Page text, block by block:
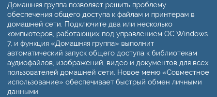
Домашняя группа позволяет решить проблему
обеспечения общего доступа к файлам и принтерам в
домашней сети. Подключите два или несколько
компьютеров, работающих под управлением ОС Windows
7, и функция «Домашняя группа» выполнит
автоматический запуск общего доступа к библиотекам
аудиофайлов, изображений, видео и документов для всех
пользователей домашней сети. Новое меню «Совместное
использование» обеспечивает быстрый обмен личными
данными.